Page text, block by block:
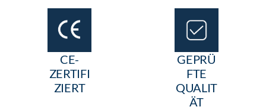
CE-
ZERTIFI
ZIERT
GEPRÜ
FTE
QUALIT
ÄT